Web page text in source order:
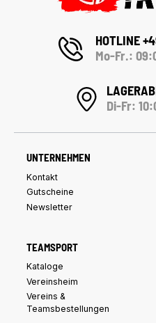
HOTLINE
Mo-Fr.:
Di-Fr:
UNTERNEHMEN
Kontakt
Gutscheine
Newsletter
TEAMSPORT
Kataloge
Vereinsheim
Vereins &
Teamsbestellungen